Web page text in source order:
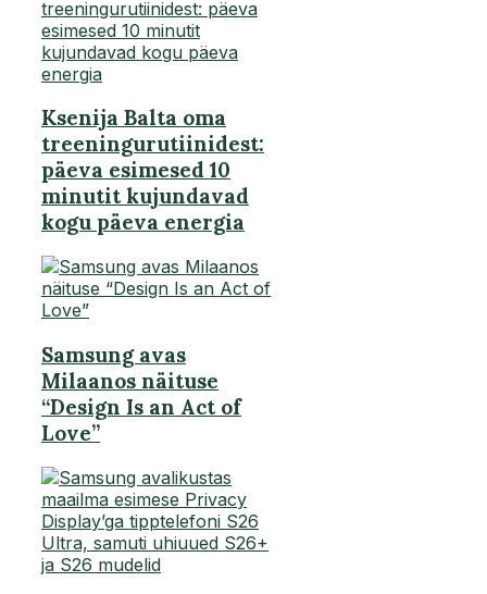
Ksenija Balta oma
treeningurutiinidest:
päeva esimesed 10
minutit kujundavad
kogu päeva energia
Samsung avas
Milaanos näituse
“Design Is an Act of
Love”